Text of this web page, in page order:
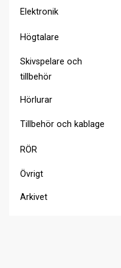
Elektronik
Högtalare
Skivspelare och
tillbehör
Hörlurar
Tillbehör och kablage
RÖR
Övrigt
Arkivet